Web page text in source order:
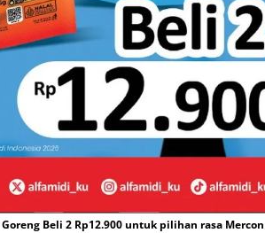
Beli 2 Rp12.900 untuk pilihan rasa